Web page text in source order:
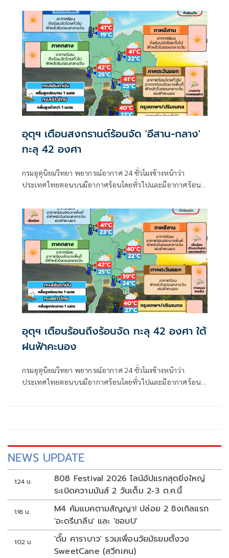
อุตุฯ เตือนสงกรานต์ร้อนจัด 'อีสาน-กลาง'
ทะลุ 42 องศา
กรมอุตุนิยมวิทยา พยากรณ์อากาศ 24 ชั่วโมงข้างหน้าว่า
ประเทศไทยตอนบนมีอากาศร้อนโดยทั่วไปและมีอากาศร้อน
อากาศต่ำ
อุตุฯ เตือนร้อนถึงร้อนจัด ทะลุ 42 องศา ใต้
ฝนฟ้าคะนอง
กรมอุตุนิยมวิทยา พยากรณ์อากาศ 24 ชั่วโมงข้างหน้าว่า
ประเทศไทยตอนบนมีอากาศร้อนโดยทั่วไปและมีอากาศร้อน
NEWS UPDATE
1:24 น.
808 Festival 2026 ไลน์อัปแรกสุดยิ่งใหญ่
ระเบิดความมันส์ 2 วันเต็ม 2-3 ต.ค.นี้
1:16 น.
M4 คัมแบคตามสัญญา! ปล่อย 2 ซิงเกิลแรก
'อะดรีนาลีน' และ 'ชอบU'
1:02 น.
'ดั๊ม คาราบาว' รวมเพื่อนวัยมัธยมตั้งวง
SweetCane (สวีทเคน)